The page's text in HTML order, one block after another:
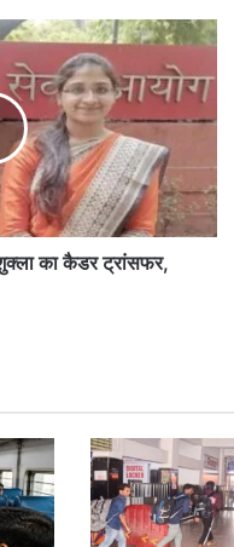
का कैडर ट्रांसफर,